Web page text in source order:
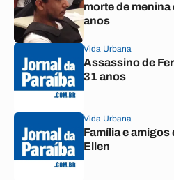
morte de
anos
Vida Urbana
Assassino de
31 anos
Vida Urbana
Família e
Ellen